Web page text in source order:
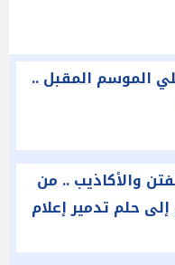
الموسم المقبل ..
والأكاذيب .. من
حلم تدمير إعلام